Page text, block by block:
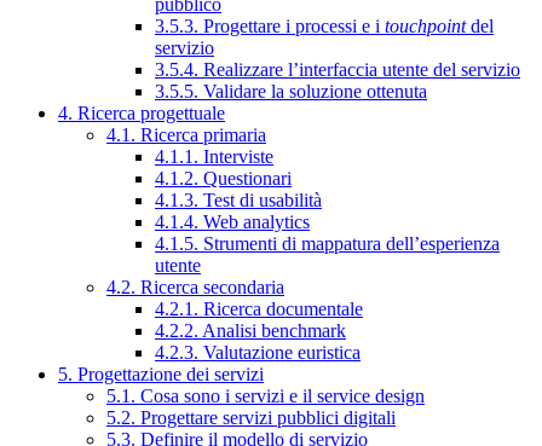
3.5.3. Progettare i processi e i touchpointdel
servizio
3.5.4. Realizzare l’interfaccia utente del servizio
3.5.5. Validare la soluzione ottenuta
4. Ricerca progettuale
4.1. Ricerca primaria
4.1.1. Interviste
4.1.2. Questionari
4.1.3. Test di usabilità
4.1.4. Web analytics
4.1.5. Strumenti di mappatura dell’esperienza
utente
4.2. Ricerca secondaria
4.2.1. Ricerca documentale
4.2.2. Analisi benchmark
4.2.3. Valutazione euristica
5. Progettazione dei servizi
5.1. Cosa sono i servizi e il service design
5.2. Progettare servizi pubblici digitali
5.3. Definire il modello di servizio